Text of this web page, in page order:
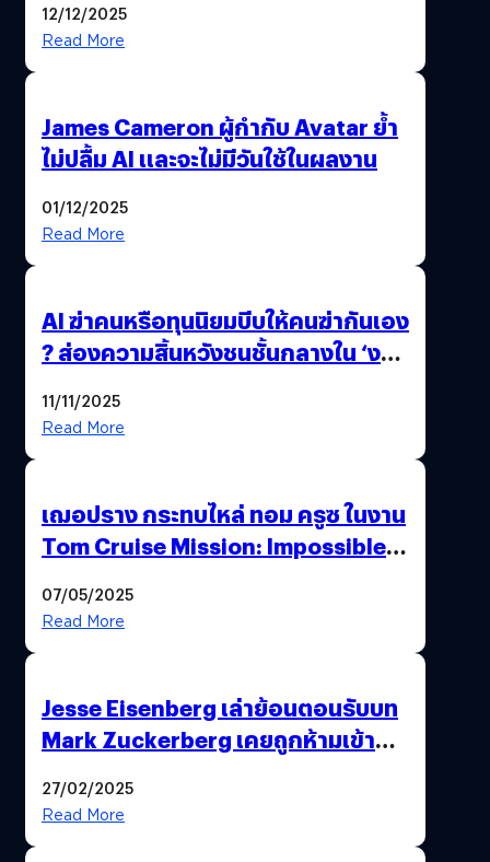
12/12/2025
Read More
James Cameron ผู้กำกับ Avatar ย้ำ
ไม่ปลื้ม AI และจะไม่มีวันใช้ในผลงาน
01/12/2025
Read More
AI ฆ่าคนหรือทุนนิยมบีบให้คนฆ่ากันเอง
? ส่องความสิ้นหวังชนชั้นกลางใน ‘งาน
11/11/2025
Read More
เฌอปราง กระทบไหล่ ทอม ครูซ ในงาน
Tom Cruise Mission: Impossible –
Premiere
07/05/2025
Read More
Jesse Eisenberg เล่าย้อนตอนรับบท
Mark Zuckerberg เคยถูกห้ามเข้าพบ
27/02/2025
Read More